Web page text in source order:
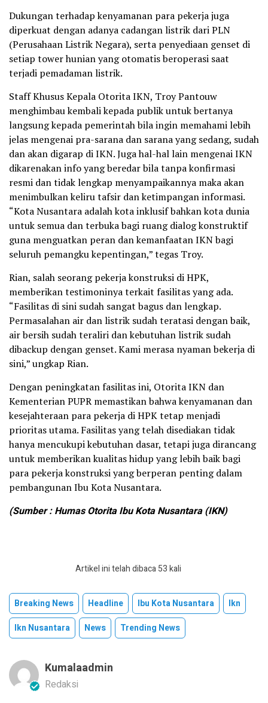
Dukungan terhadap kenyamanan para pekerja juga
diperkuat dengan adanya cadangan listrik dari PLN
(Perusahaan Listrik Negara), serta penyediaan genset di
setiap tower hunian yang otomatis beroperasi saat
terjadi pemadaman listrik.
Staff Khusus Kepala Otorita IKN, Troy Pantouw
menghimbau kembali kepada publik untuk bertanya
langsung kepada pemerintah bila ingin memahami lebih
jelas mengenai pra-sarana dan sarana yang sedang, sudah
dan akan digarap di IKN. Juga hal-hal lain mengenai IKN
dikarenakan info yang beredar bila tanpa konfirmasi
resmi dan tidak lengkap menyampaikannya maka akan
menimbulkan keliru tafsir dan ketimpangan informasi.
“Kota Nusantara adalah kota inklusif bahkan kota dunia
untuk semua dan terbuka bagi ruang dialog konstruktif
guna menguatkan peran dan kemanfaatan IKN bagi
seluruh pemangku kepentingan,” tegas Troy.
Rian, salah seorang pekerja konstruksi di HPK,
memberikan testimoninya terkait fasilitas yang ada.
“Fasilitas di sini sudah sangat bagus dan lengkap.
Permasalahan air dan listrik sudah teratasi dengan baik,
air bersih sudah teraliri dan kebutuhan listrik sudah
dibackup dengan genset. Kami merasa nyaman bekerja di
sini,” ungkap Rian.
Dengan peningkatan fasilitas ini, Otorita IKN dan
Kementerian PUPR memastikan bahwa kenyamanan dan
kesejahteraan para pekerja di HPK tetap menjadi
prioritas utama. Fasilitas yang telah disediakan tidak
hanya mencukupi kebutuhan dasar, tetapi juga dirancang
untuk memberikan kualitas hidup yang lebih baik bagi
para pekerja konstruksi yang berperan penting dalam
pembangunan Ibu Kota Nusantara.
(Sumber : Humas Otorita Ibu Kota Nusantara (IKN)
Artikel ini telah dibaca 53 kali
Breaking News Headline Ibu Kota Nusantara
Ikn
Ikn Nusantara
News Trending News
Kumalaadmin
Redaksi